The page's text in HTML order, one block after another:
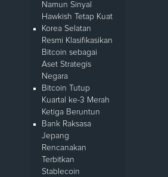
Namun Sinyal
Hawkish Tetap Kuat
Korea Selatan
Resmi Klasifikasikan
Bitcoin sebagai
Aset Strategis
Negara
Bitcoin Tutup
Kuartal ke-3 Merah
Ketiga Beruntun
Bank Raksasa
Jepang
Rencanakan
Terbitkan
Stablecoin